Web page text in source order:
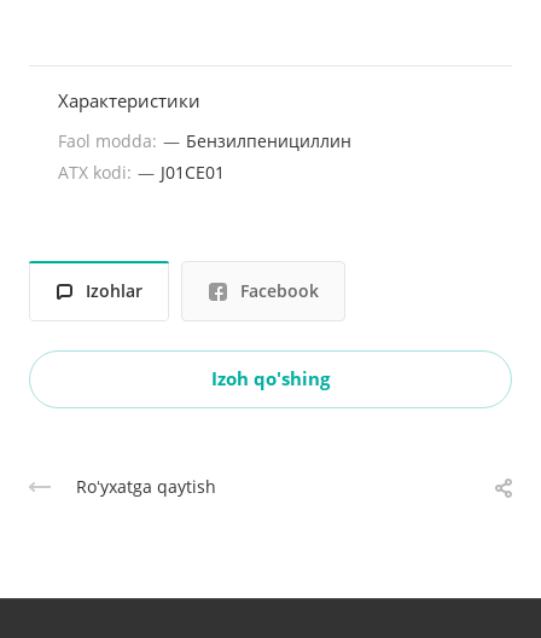
Характеристики
Faol modda: — Бензилпенициллин
ATX kodi: — J01CE01
Izohlar Facebook
Izoh qo'shing
Roʻyxatga qaytish